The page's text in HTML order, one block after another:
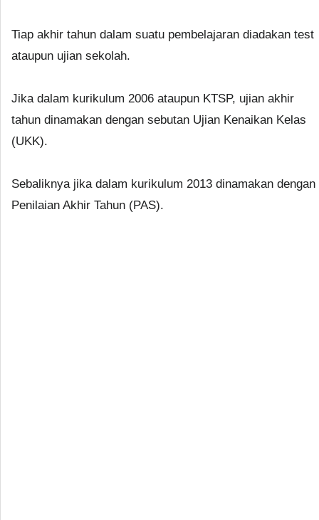
Tiap akhir tahun dalam suatu pembelajaran diadakan test
ataupun ujian sekolah.
Jika dalam kurikulum 2006 ataupun KTSP, ujian akhir
tahun dinamakan dengan sebutan Ujian Kenaikan Kelas
(UKK).
Sebaliknya jika dalam kurikulum 2013 dinamakan dengan
Penilaian Akhir Tahun (PAS).